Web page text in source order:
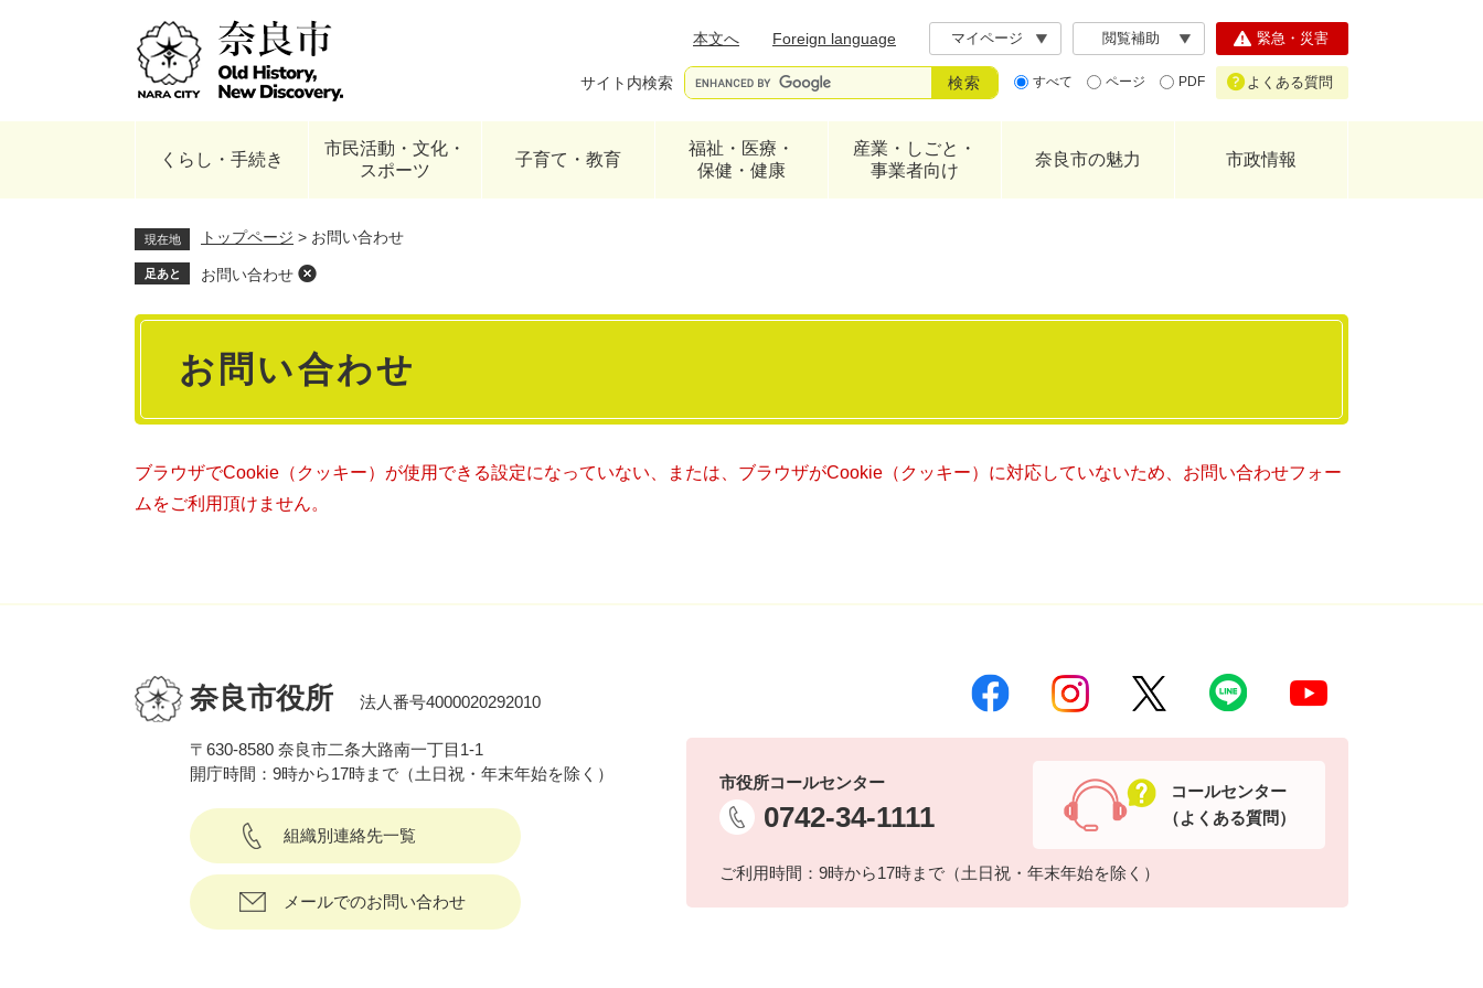
本文へ
Foreign language マイページ 閲覧補助
サイト内検索 すべて ページ PDF
緊急・災害
よくある質問
くらし・手続き
市民活動・文化・
スポーツ
子育て・教育
福祉・医療・
保健・健康
産業・しごと・
事業者向け
奈良市の魅力 市政情報
現在地 トップページ > お問い合わせ
足あと お問い合わせ
本
お問い合わせ
ブラウザでCookie（クッキー）が使用できる設定になっていない、または、ブラウザがCookie（クッキー）に対応していないため、お問い合わせフォー
ムをご利用頂けません。
奈良市役所 法人番号4000020292010
〒630-8580 奈良市二条大路南一丁目1-1
開庁時間：9時から17時まで（土日祝・年末年始を除く）
組織別連絡先一覧
メールでのお問い合わせ
市役所コールセンター
0742-34-1111
ご利用時間：9時から17時まで（土日祝・年末年始を除く）
コールセンター
（よくある質問）